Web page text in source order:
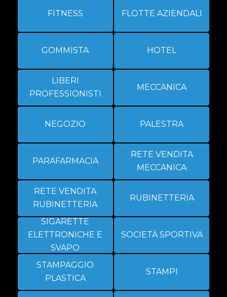
FITNESS FLOTTE AZIENDALI
GOMMISTA HOTEL
LIBERI
PROFESSIONISTI
MECCANICA
NEGOZIO PALESTRA
PARAFARMACIA
RETE VENDITA
MECCANICA
RETE VENDITA
RUBINETTERIA
RUBINETTERIA
SIGARETTE
ELETTRONICHE E
SVAPO
SOCIETÀ SPORTIVA
STAMPAGGIO
PLASTICA
STAMPI